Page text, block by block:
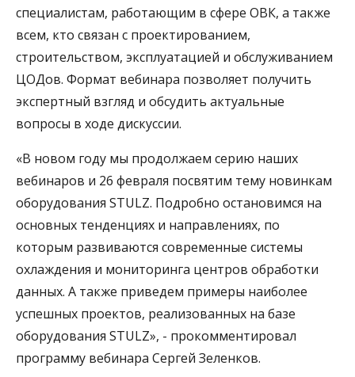
специалистам, работающим в сфере ОВК, а также
всем, кто связан с проектированием,
строительством, эксплуатацией и обслуживанием
ЦОДов. Формат вебинара позволяет получить
экспертный взгляд и обсудить актуальные
вопросы в ходе дискуссии.
«В новом году мы продолжаем серию наших
вебинаров и 26 февраля посвятим тему новинкам
оборудования STULZ. Подробно остановимся на
основных тенденциях и направлениях, по
которым развиваются современные системы
охлаждения и мониторинга центров обработки
данных. А также приведем примеры наиболее
успешных проектов, реализованных на базе
оборудования STULZ», - прокомментировал
программу вебинара Сергей Зеленков.